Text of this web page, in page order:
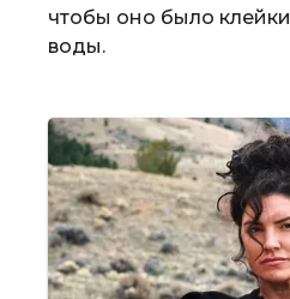
чтобы оно было
воды.